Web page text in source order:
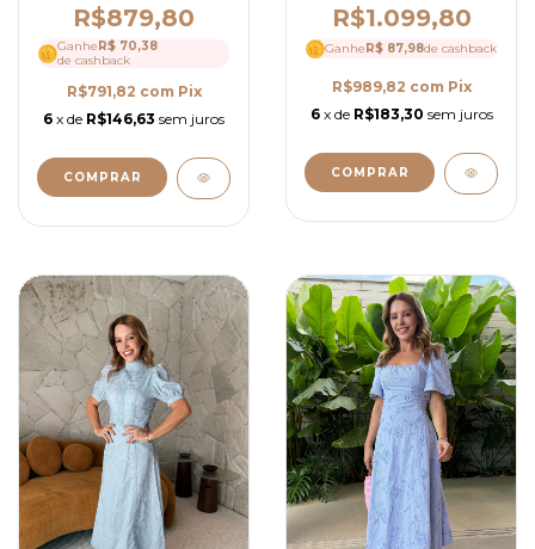
Elegante e Cinto - Ref
4255
R$879,80
GanheR$ 70,38
de cashback
R$791,82 com Pix
6 x de R$146,63 sem juros
COMPRAR
Gola Alta e Manga
Longa - Ref 4256
R$1.099,80
GanheR$ 87,98de cashback
R$989,82 com Pix
6 x de R$183,30 sem juros
COMPRAR